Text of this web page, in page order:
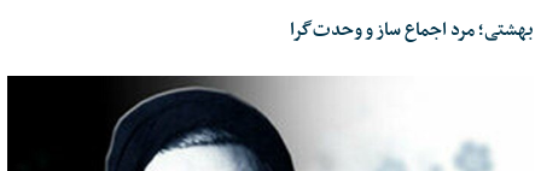
بهشتی؛ مرد اجماع ساز و وحدت‌گرا